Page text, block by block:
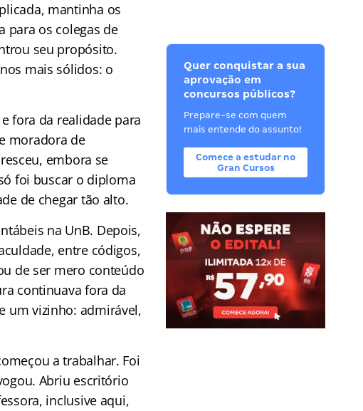
mantinha os
para os colegas de
seu propósito.
mais sólidos: o
fora da realidade para
moradora de
embora se
foi buscar o diploma
de chegar tão alto.
na UnB. Depois,
entre códigos,
de ser mero conteúdo
continuava fora da
um vizinho: admirável,
a trabalhar. Foi
Abriu escritório
inclusive aqui,
Quer conquistar a sua
aprovação em
concursos públicos?
Prepare-se com quem
mais entende do assunto!
Comece a estudar no
Gran Cursos